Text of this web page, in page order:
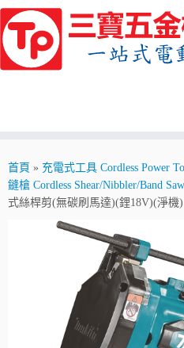
Skip
to
content
首頁 » 充電式工具 Cordless Power
鏠槍 Cordless Shear/Nibbler/Band
式絲桿剪(無碳刷馬達)(鋰18V)(淨機